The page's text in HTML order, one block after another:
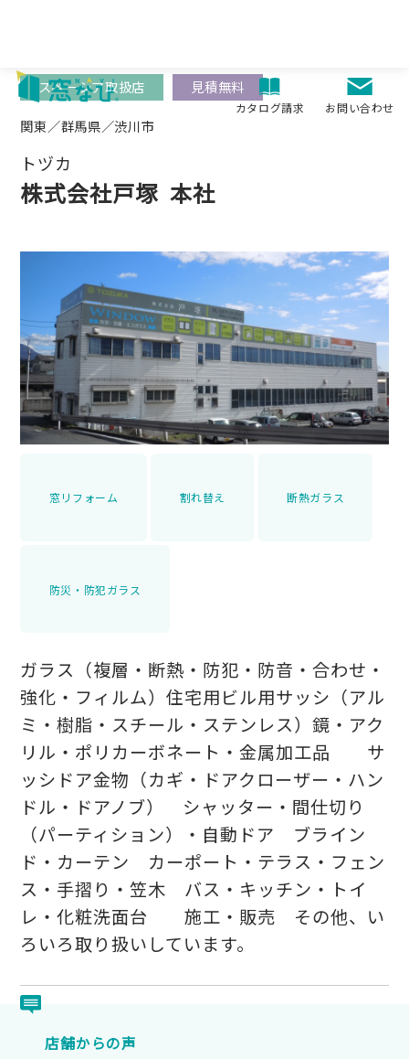
カタログ請求 お問い合わせ
関東／群馬県／渋川市
トヅカ
株式会社戸塚 本社
スペーシア取扱店 見積無料
窓リフォーム 割れ替え 断熱ガラス
防災・防犯ガラス
ガラス（複層・断熱・防犯・防音・合わせ・
強化・フィルム）住宅用ビル用サッシ（アル
ミ・樹脂・スチール・ステンレス）鏡・アク
リル・ポリカーボネート・金属加工品 サ
ッシドア金物（カギ・ドアクローザー・ハン
ドル・ドアノブ） シャッター・間仕切り
（パーティション）・自動ドア ブライン
ド・カーテン カーポート・テラス・フェン
ス・手摺り・笠木 バス・キッチン・トイ
レ・化粧洗面台 施工・販売 その他、い
ろいろ取り扱いしています。
店舗からの声